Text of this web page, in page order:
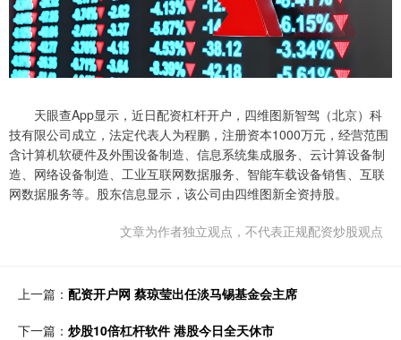
天眼查App显示，近日配资杠杆开户，四维图新智驾（北京）科
技有限公司成立，法定代表人为程鹏，注册资本1000万元，经营范围
含计算机软硬件及外围设备制造、信息系统集成服务、云计算设备制
造、网络设备制造、工业互联网数据服务、智能车载设备销售、互联
网数据服务等。股东信息显示，该公司由四维图新全资持股。
文章为作者独立观点，不代表正规配资炒股观点
上一篇： 配资开户网 蔡琼莹出任淡马锡基金会主席
下一篇： 炒股10倍杠杆软件 港股今日全天休市